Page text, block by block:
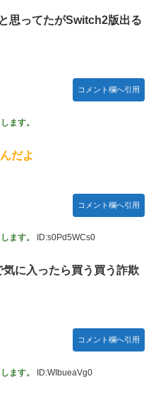
思ってたがSwitch2版出る
コメント欄へ引用
ます。
だよ
コメント欄へ引用
ます。 ID:s0Pd5WCs0
に入ったら買う買う詐欺
コメント欄へ引用
ます。 ID:WIbueaVg0